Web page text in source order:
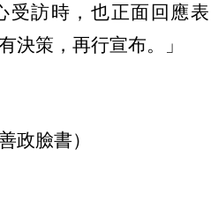
受訪時，也正面回應表
決策，再行宣布。」
政臉書）